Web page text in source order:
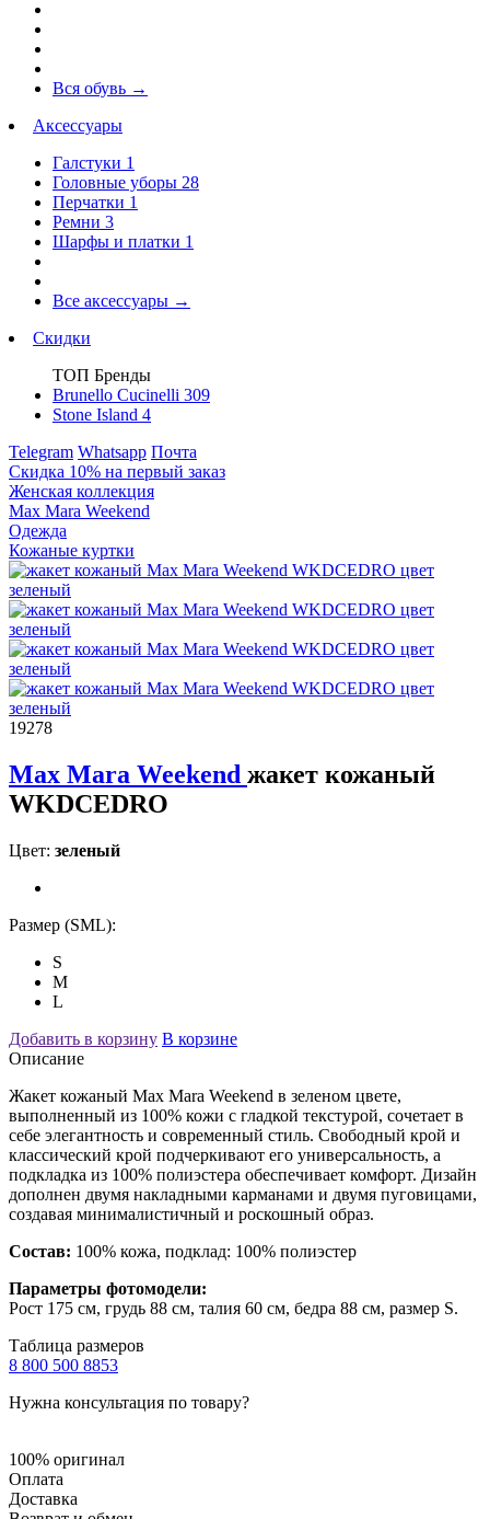
Вся обувь →
Аксессуары
Галстуки 1
Головные уборы 28
Перчатки 1
Ремни 3
Шарфы и платки 1
Все аксессуары →
Скидки
ТОП Бренды
Brunello Cucinelli 309
Stone Island 4
Telegram Whatsapp Почта
Скидка 10% на первый заказ
Женская коллекция
Max Mara Weekend
Одежда
Кожаные куртки
19278
Max Mara Weekend жакет кожаный
WKDCEDRO
Цвет: зеленый
Размер (SML):
S
M
L
Добавить в корзину В корзине
Описание
Жакет кожаный Max Mara Weekend в зеленом цвете,
выполненный из 100% кожи с гладкой текстурой, сочетает в
себе элегантность и современный стиль. Свободный крой и
классический крой подчеркивают его универсальность, а
подкладка из 100% полиэстера обеспечивает комфорт. Дизайн
дополнен двумя накладными карманами и двумя пуговицами,
создавая минималистичный и роскошный образ.
Состав: 100% кожа, подклад: 100% полиэстер
Параметры фотомодели:
Рост 175 см, грудь 88 см, талия 60 см, бедра 88 см, размер S.
Таблица размеров
8 800 500 8853
Нужна консультация по товару?
100% оригинал
Оплата
Доставка